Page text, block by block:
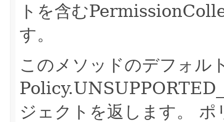
トを含む
す。
このメソッドのデフォル
ジェクトを返します。
ポ